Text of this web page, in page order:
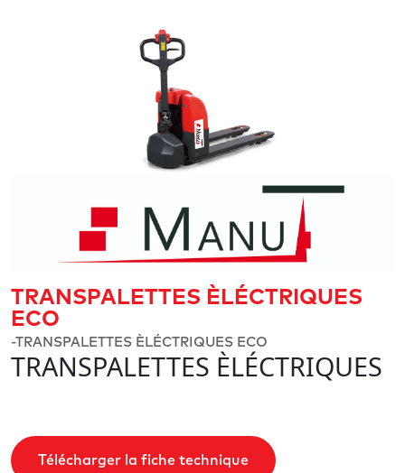
TRANSPALETTES ÈLÉCTRIQUES
ECO
-TRANSPALETTES ÈLÉCTRIQUES ECO
TRANSPALETTES ÈLÉCTRIQUES
Télécharger la fiche technique